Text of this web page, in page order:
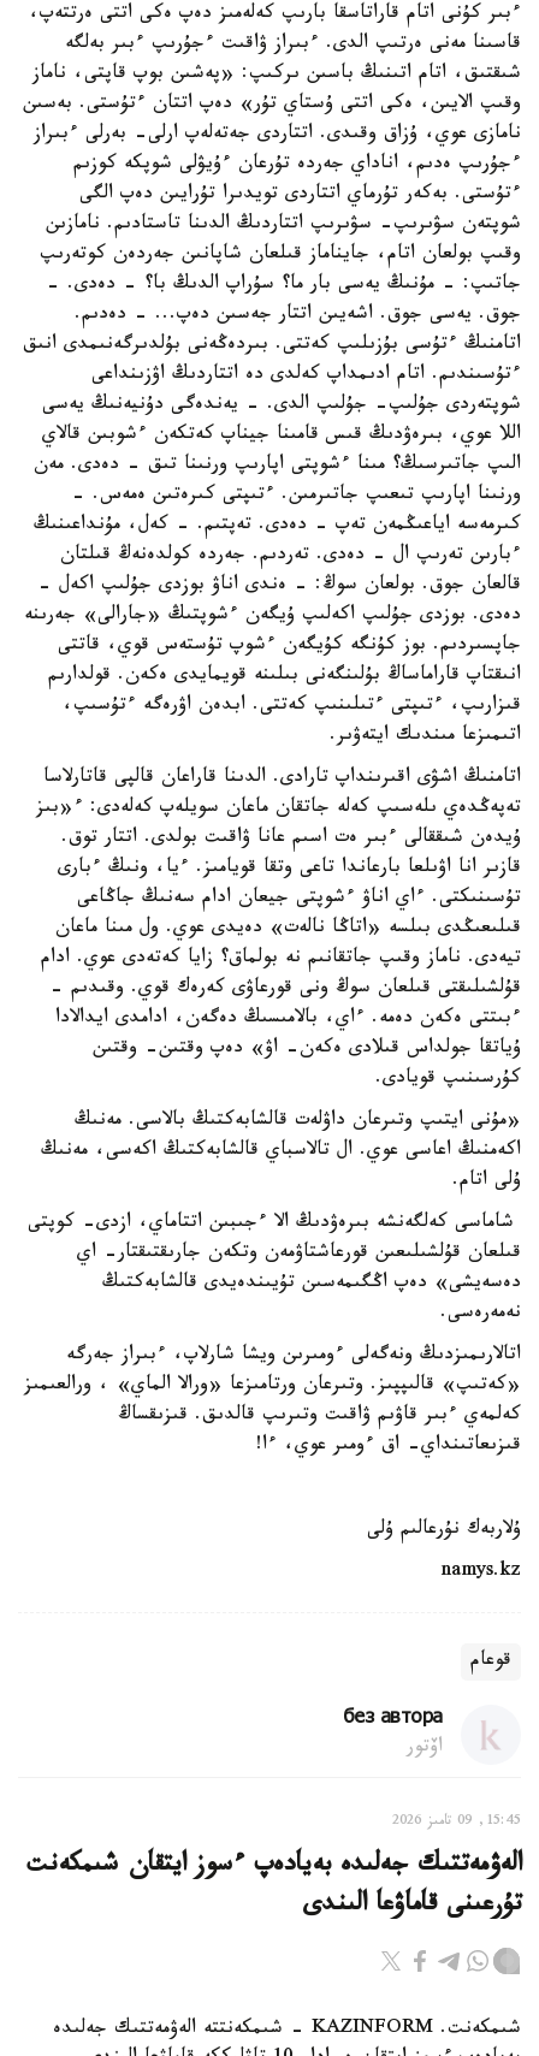
ءبىر كۇنى اتام قاراتاسقا بارىپ كەلەمىز دەپ ەكى اتتى ەرتتەپ،
قاسىنا مەنى ەرتىپ الدى. ءبىراز ۋاقىت ءجۇرىپ ءبىر بەلگە
شىقتىق، اتام اتىنىڭ باسىن ىركىپ: «پەشىن بوپ قاپتى، ناماز
وقىپ الايىن، ەكى اتتى ۇستاي تۇر» دەپ اتتان ءتۇستى. بەسىن
نامازى عوي، ۇزاق وقىدى. اتتاردى جەتەلەپ ارلى- بەرلى ءبىراز
ءجۇرىپ ەدىم، اناداي جەردە تۇرعان ءۇيۋلى شوپكە كوزىم
ءتۇستى. بەكەر تۇرماي اتتاردى تويدىرا تۇرايىن دەپ الگى
شوپتەن سۋىرىپ- سۋىرىپ اتتاردىڭ الدىنا تاستادىم. نامازىن
وقىپ بولعان اتام، جايناماز قىلعان شاپانىن جەردەن كوتەرىپ
جاتىپ: - مۇنىڭ يەسى بار ما؟ سۇراپ الدىڭ با؟ - دەدى. -
جوق. يەسى جوق. اشەيىن اتتار جەسىن دەپ... - دەدىم.
اتامنىڭ ءتۇسى بۇزىلىپ كەتتى. بىردەڭەنى بۇلدىرگەنىمدى انىق
ءتۇسىندىم. اتام ادىمداپ كەلدى دە اتتاردىڭ اۋزىنداعى
شوپتەردى جۇلىپ- جۇلىپ الدى. - يەندەگى دۇنيەنىڭ يەسى
اللا عوي، بىرەۋدىڭ قىس قامىنا جيناپ كەتكەن ءشوبىن قالاي
الىپ جاتىرسىڭ؟ مىنا ءشوپتى اپارىپ ورنىنا تىق - دەدى. مەن
ورنىنا اپارىپ تىعىپ جاتىرمىن. ءتىپتى كىرەتىن ەمەس. -
كىرمەسە اياعىڭمەن تەپ - دەدى. تەپتىم. - كەل، مۇنداعىنىڭ
ءبارىن تەرىپ ال - دەدى. تەردىم. جەردە كولدەنەڭ قىلتان
قالعان جوق. بولعان سوڭ: - ەندى اناۋ بوزدى جۇلىپ اكەل -
دەدى. بوزدى جۇلىپ اكەلىپ ۇيگەن ءشوپتىڭ «جارالى» جەرىنە
جاپسىردىم. بوز كۇنگە كۇيگەن ءشوپ تۇستەس قوي، قاتتى
انىقتاپ قاراماساڭ بۇلىنگەنى بىلىنە قويمايدى ەكەن. قولدارىم
قىزارىپ، ءتىپتى ءتىلىنىپ كەتتى. ابدەن اۋرەگە ءتۇسىپ،
اتىمىزعا مىندىك ايتەۋىر.
اتامنىڭ اشۋى اقىرىنداپ تارادى. الدىنا قاراعان قالپى قاتارلاسا
تەپەڭدەي ىلەسىپ كەلە جاتقان ماعان سويلەپ كەلەدى: ء«بىز
ۇيدەن شىققالى ءبىر ەت اسىم عانا ۋاقىت بولدى. اتتار توق.
قازىر انا اۋىلعا بارعاندا تاعى وتقا قويامىز. ءيا، ونىڭ ءبارى
تۇسىنىكتى. ءاي اناۋ ءشوپتى جيعان ادام سەنىڭ جاڭاعى
قىلىعىڭدى بىلسە «اتاڭا نالەت» دەيدى عوي. ول مىنا ماعان
تيەدى. ناماز وقىپ جاتقانىم نە بولماق؟ زايا كەتەدى عوي. ادام
قۇلشىلىقتى قىلعان سوڭ ونى قورعاۋى كەرەك قوي. وقىدىم -
ءبىتتى ەكەن دەمە. ءاي، بالامىسىڭ دەگەن، ادامدى ايدالادا
ۇياتقا جولداس قىلادى ەكەن- اۋ» دەپ وقتىن- وقتىن
كۇرسىنىپ قويادى.
«مۇنى ايتىپ وتىرعان داۋلەت قالشابەكتىڭ بالاسى. مەنىڭ
اكەمنىڭ اعاسى عوي. ال تالاسباي قالشابەكتىڭ اكەسى، مەنىڭ
ۇلى اتام.
شاماسى كەلگەنشە بىرەۋدىڭ الا ءجىبىن اتتاماي، ازدى- كوپتى
قىلعان قۇلشىلىعىن قورعاشتاۋمەن وتكەن جارىقتىقتار- اي
دەسەيشى» دەپ اڭگىمەسىن تۇيىندەيدى قالشابەكتىڭ
نەمەرەسى.
اتالارىمىزدىڭ ونەگەلى ءومىرىن ويشا شارلاپ، ءبىراز جەرگە
«كەتىپ» قالىپپىز. وتىرعان ورتامىزعا «ورالا الماي» ، ورالعىمىز
كەلمەي ءبىر قاۋىم ۋاقىت وتىرىپ قالدىق. قىزىقساڭ
قىزىعاتىنداي- اق ءومىر عوي، ءا!
ۇلاربەك نۇرعالىم ۇلى
namys.kz
قوعام
без автора
اۆتور
15:45, 09 تامىز 2026
الەۋمەتتىك جەلىدە بەيادەپ ءسوز ايتقان شىمكەنت
تۇرعىنى قاماۋعا الىندى
شىمكەنت. KAZINFORM - شىمكەنتتە الەۋمەتتىك جەلىدە